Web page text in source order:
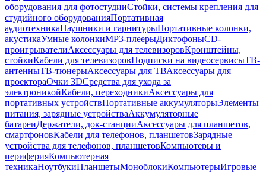
оборудования для фотостудииСтойки, системы крепления для
студийного оборудованияПортативная
аудиотехникаНаушники и гарнитурыПортативные колонки,
акустикаУмные колонкиMP3-плеерыДиктофоныCD-
проигрывателиАксессуары для телевизоровКронштейны,
стойкиКабели для телевизоровПодписки на видеосервисыТВ-
антенныТВ-тюнерыАксессуары для ТВАксессуары для
проектораОчки 3DСредства для ухода за
электроникойКабели, переходникиАксессуары для
портативных устройствПортативные аккумуляторыЭлементы
питания, зарядные устройстваАккумуляторные
батареиДержатели, док-станцииАксессуары для планшетов,
смартфоновКабели для телефонов, планшетовЗарядные
устройства для телефонов, планшетовКомпьютеры и
периферияКомпьютерная
техникаНоутбукиПланшетыМоноблокиКомпьютерыИгровые